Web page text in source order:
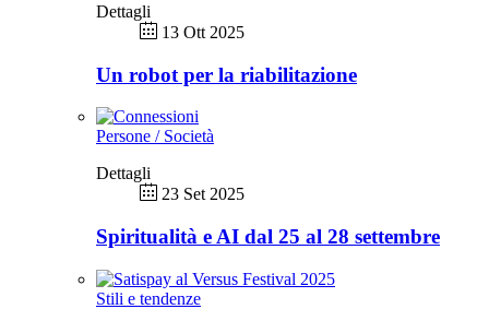
Dettagli
13 Ott 2025
Un robot per la riabilitazione
Persone / Società
Dettagli
23 Set 2025
Spiritualità e AI dal 25 al 28 settembre
Stili e tendenze